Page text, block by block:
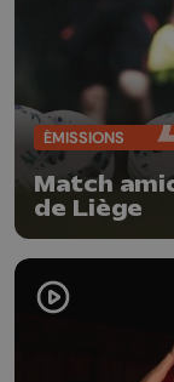
ÉMISSIONS
Match
de Liège